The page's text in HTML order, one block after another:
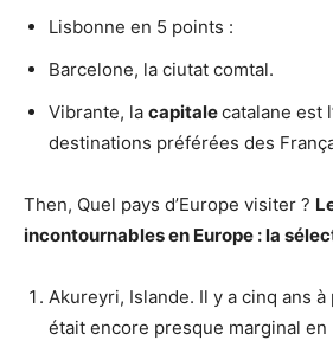
Lisbonne en 5 points :
Barcelone, la ciutat comtal.
Vibrante, la capitalecatalane est
destinations préférées des
Then, Quel pays d’Europe visiter ?
incontournables en Europe : la
Akureyri, Islande. Il y a cinq ans
était encore presque marginal en